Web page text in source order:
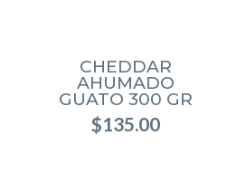
CHEDDAR
AHUMADO
GUATO 300 GR
$135.00